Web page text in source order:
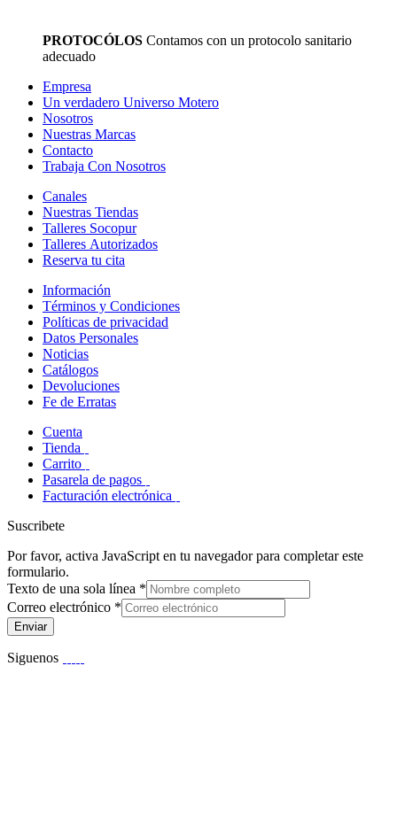
PROTOCÓLOS Contamos con un protocolo sanitario
adecuado
Empresa
Un verdadero Universo Motero
Nosotros
Nuestras Marcas
Contacto
Trabaja Con Nosotros
Canales
Nuestras Tiendas
Talleres Socopur
Talleres Autorizados
Reserva tu cita
Información
Términos y Condiciones
Políticas de privacidad
Datos Personales
Noticias
Catálogos
Devoluciones
Fe de Erratas
Cuenta
Tienda
Carrito
Pasarela de pagos
Facturación electrónica
Suscribete
Por favor, activa JavaScript en tu navegador para completar este
formulario.
Texto de una sola línea *
Correo electrónico *
Enviar
Siguenos